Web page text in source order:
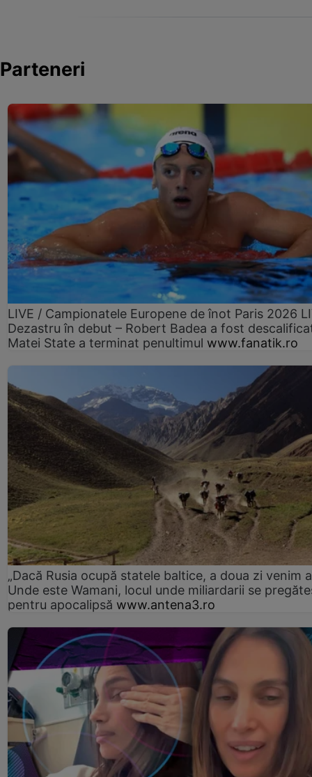
Parteneri
LIVE / Campionatele Europene de înot Paris 2026
Dezastru în debut – Robert Badea a fost
Matei State a terminat penultimul www.fanatik.ro
„Dacă Rusia ocupă statele baltice, a doua zi venim
Unde este Wamani, locul unde miliardarii se
pentru apocalipsă www.antena3.ro